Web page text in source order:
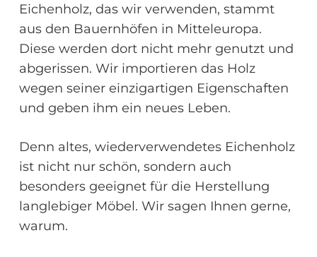
Eichenholz, das wir verwenden, stammt
aus den Bauernhöfen in Mitteleuropa.
Diese werden dort nicht mehr genutzt und
abgerissen. Wir importieren das Holz
wegen seiner einzigartigen Eigenschaften
und geben ihm ein neues Leben.
Denn altes, wiederverwendetes Eichenholz
ist nicht nur schön, sondern auch
besonders geeignet für die Herstellung
langlebiger Möbel. Wir sagen Ihnen gerne,
warum.